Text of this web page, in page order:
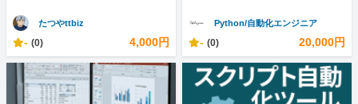
たつやttbiz
- (0) 4,000円
Python/自動化エンジニア
- (0) 20,000円